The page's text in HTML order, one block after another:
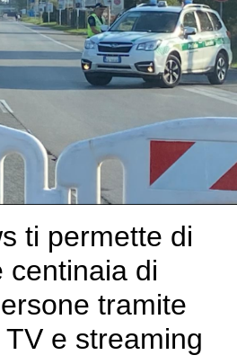
ti permette di
centinaia di
tramite
e streaming